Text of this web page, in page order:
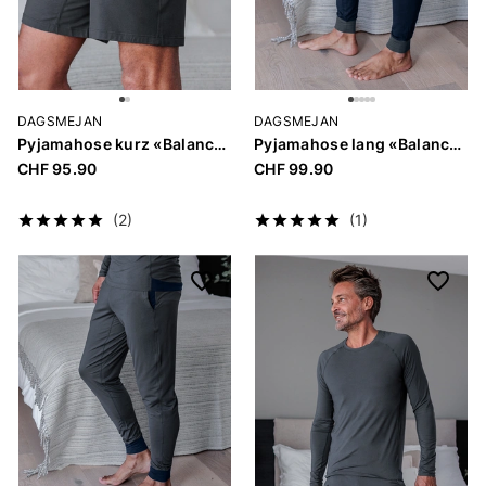
DAGSMEJAN
Pyjamahose kurz «Balance Men»
CHF 95.90
(2)
DAGSMEJAN
Pyjamahose lang «Balance Men»
CHF 99.90
(1)